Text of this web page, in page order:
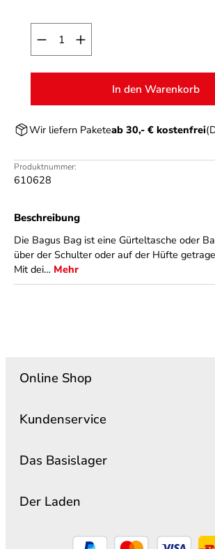
Produkt Anzahl: Gib den
In den Warenkorb
Wir liefern Paketeab 30,- € kostenfrei
Produktnummer:
610628
Beschreibung
Die Bagus Bag ist eine Gürteltasche oder
über der Schulter oder auf der Hüfte
Mit dei… Mehr
Online Shop
Kundenservice
Das Basislager
Der Laden